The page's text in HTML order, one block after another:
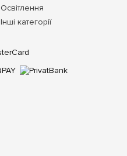
Освітлення
Інші категорії